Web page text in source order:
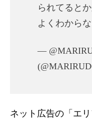
られてると
よくわから
—
ネット広告の「エ